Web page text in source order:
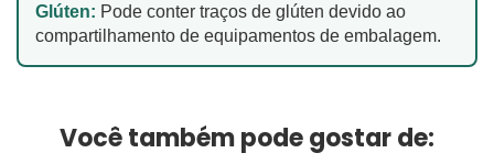
Glúten: Pode conter traços de glúten devido ao
compartilhamento de equipamentos de embalagem.
Você também pode gostar de: